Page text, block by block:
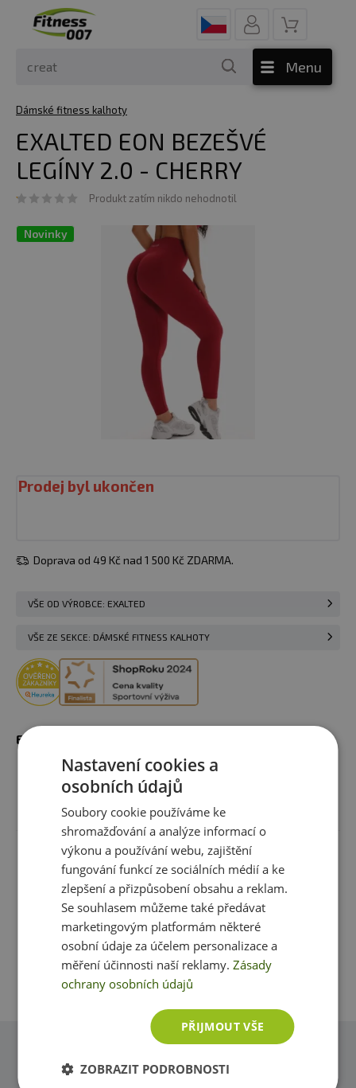
Menu
Dámské fitness kalhoty
EXALTED EON BEZEŠVÉ
LEGÍNY 2.0 - CHERRY
Produkt zatím nikdo nehodnotil
Novinky
Prodej byl ukončen
Doprava od 49 Kč nad 1 500 Kč ZDARMA.
VŠE OD VÝROBCE: EXALTED
VŠE ZE SEKCE: DÁMSKÉ FITNESS KALHOTY
EXALTED EON BEZEŠVÉ LEGÍNY 2.0 - CHERRY
Recenze Produkt zatím nikdo nehodnotil
Máte s produktem zkušenost? Napište recenzi a
pomozte tak ostatním zákazníkům s rozhodováním.
Děkujeme :-)
Přidat vlastní hodnocení
Dotazy
Nastavení cookies a
osobních údajů
Soubory cookie používáme ke
shromažďování a analýze informací o
výkonu a používání webu, zajištění
fungování funkcí ze sociálních médií a ke
zlepšení a přizpůsobení obsahu a reklam.
Se souhlasem můžeme také předávat
marketingovým platformám některé
osobní údaje za účelem personalizace a
měření účinnosti naší reklamy.Zásady
ochrany osobních údajů
PŘIJMOUT VŠE
ZOBRAZIT PODROBNOSTI